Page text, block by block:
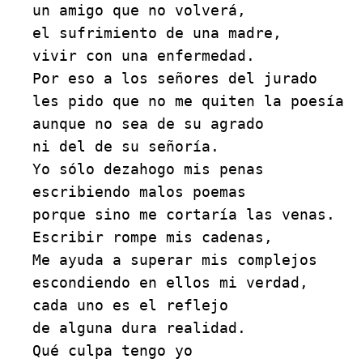
un amigo que no volverá,
el sufrimiento de una madre,
vivir con una enfermedad.
Por eso a los señores del jurado
les pido que no me quiten la poesía
aunque no sea de su agrado
ni del de su señoría.
Yo sólo dezahogo mis penas
escribiendo malos poemas
porque sino me cortaría las venas.
Escribir rompe mis cadenas,
Me ayuda a superar mis complejos
escondiendo en ellos mi verdad,
cada uno es el reflejo
de alguna dura realidad.
Qué culpa tengo yo